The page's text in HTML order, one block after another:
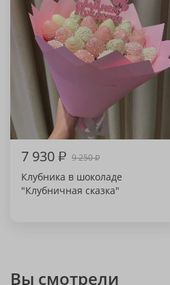
7 930₽ 9 250₽
Клубника в шоколаде
"Клубничная сказка"
Вы смотрели